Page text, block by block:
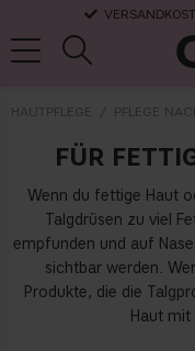
HAUTPFLEGE PFLEGE
FÜR
Wenn du fettige Haut
Talgdrüsen zu viel
empfunden und auf
sichtbar werden.
Produkte, die die
Haut
parfüm kits